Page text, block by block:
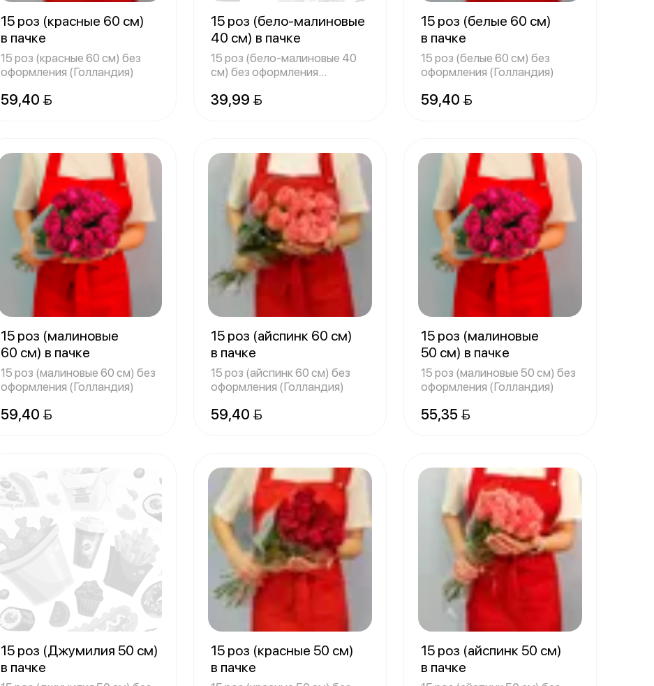
15 роз (красные 60 см)
в пачке
15 роз (красные 60 см) без
оформления (Голландия)
59,40 
15 роз (бело-малиновые
40 см) в пачке
15 роз (бело-малиновые 40
см) без оформления
39,99 
15 роз (белые 60 см)
в пачке
15 роз (белые 60 см) без
оформления (Голландия)
59,40 
15 роз (малиновые
60 см) в пачке
15 роз (малиновые 60 см) без
оформления (Голландия)
59,40 
15 роз (айспинк 60 см)
в пачке
15 роз (айспинк 60 см) без
оформления (Голландия)
59,40 
15 роз (малиновые
50 см) в пачке
15 роз (малиновые 50 см) без
оформления (Голландия)
55,35 
15 роз (Джумилия 50 см)
в пачке
15 роз (красные 50 см)
в пачке
15 роз (айспинк 50 см)
в пачке